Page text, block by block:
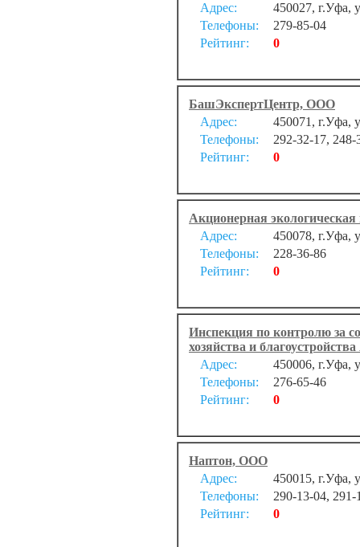
Адрес:
450027, г.Уфа,
Телефоны:
279-85-04
Рейтинг:
0
БашЭкспертЦентр, ООО
Адрес:
450071, г.Уфа,
Телефоны:
292-32-17, 248-
Рейтинг:
0
Акционерная
Адрес:
450078, г.Уфа,
Телефоны:
228-36-86
Рейтинг:
0
Инспекция по контролю за
хозяйства и
Адрес:
450006, г.Уфа,
Телефоны:
276-65-46
Рейтинг:
0
Наптон, ООО
Адрес:
450015, г.Уфа,
Телефоны:
290-13-04, 291-
Рейтинг:
0